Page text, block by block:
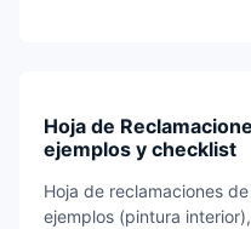
Hoja de
ejemplos y checklist
Hoja de reclamaciones
ejemplos (pintura